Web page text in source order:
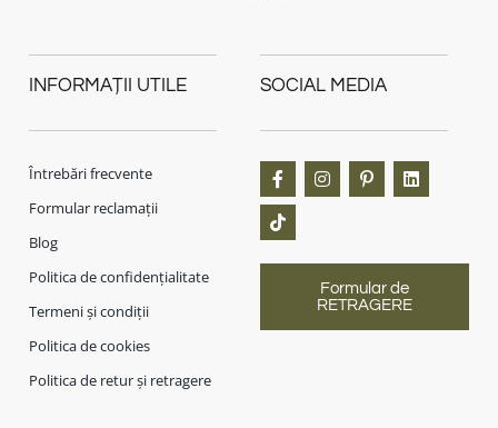
INFORMAȚII UTILE
Întrebări frecvente
Formular reclamații
Blog
Politica de confidențialitate
Termeni și condiții
Politica de cookies
Politica de retur și retragere
SOCIAL MEDIA
Formular de
RETRAGERE